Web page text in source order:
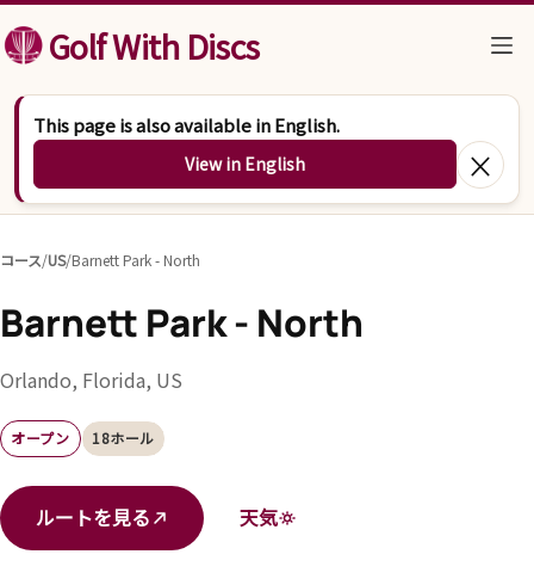
コンテンツへスキップ
Golf With Discs
This page is also available in English.
View in English ×
コース/US/Barnett Park - North
Barnett Park - North
Orlando, Florida, US
オープン 18ホール
ルートを見る 天気